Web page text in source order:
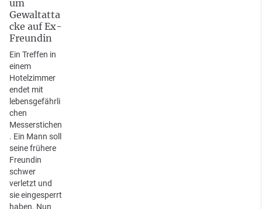
um
Gewaltatta
cke auf Ex-
Freundin
Ein Treffen in
einem
Hotelzimmer
endet mit
lebensgefährli
chen
Messerstichen
. Ein Mann soll
seine frühere
Freundin
schwer
verletzt und
sie eingesperrt
haben. Nun